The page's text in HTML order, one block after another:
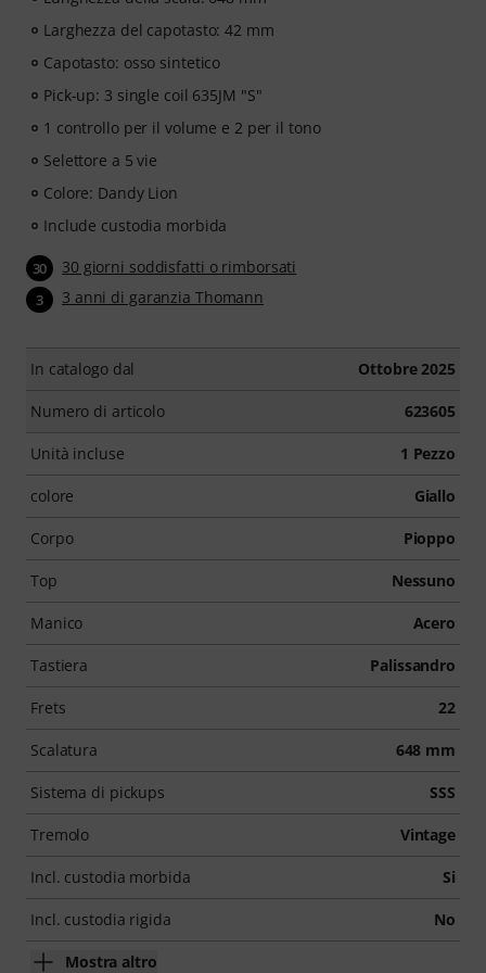
altre funzionalità.
Larghezza del capotasto: 42 mm
Capotasto: osso sintetico
Pick-up: 3 single coil 635JM "S"
1 controllo per il volume e 2 per il tono
Selettore a 5 vie
Colore: Dandy Lion
Include custodia morbida
30 30 giorni soddisfatti o rimborsati
3 3 anni di garanzia Thomann
In catalogo dal Ottobre 2025
Numero di articolo 623605
Unità incluse 1 Pezzo
colore Giallo
Corpo Pioppo
Top Nessuno
Manico Acero
Tastiera Palissandro
Frets 22
Scalatura 648 mm
Sistema di pickups SSS
Tremolo Vintage
Incl. custodia morbida Si
Incl. custodia rigida No
Mostra altro